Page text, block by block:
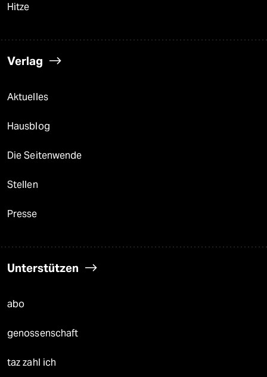
Hitze
Verlag
Aktuelles
Hausblog
Die Seitenwende
Stellen
Presse
Unterstützen
abo
genossenschaft
taz zahl ich